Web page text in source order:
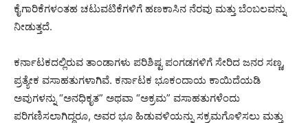
ಕೈಗಾರಿಕೆಗಳಂತಹ ಚಟುವಟಿಕೆಗಳಿಗೆ ಹಣಕಾಸಿನ ನೆರವು ಮತ್ತು ಬೆಂಬಲವನ್ನು
ನೀಡುತ್ತದೆ.
ಕರ್ನಾಟಕದಲ್ಲಿರುವ ತಾಂಡಾಗಳು ಪರಿಶಿಷ್ಟ ಪಂಗಡಗಳಿಗೆ ಸೇರಿದ ಜನರ ಸಣ್ಣ,
ಪ್ರತ್ಯೇಕ ವಸಾಹತುಗಳಾಗಿವೆ. ಕರ್ನಾಟಕ ಭೂಕಂದಾಯ ಕಾಯಿದೆಯಡಿ
ಅವುಗಳನ್ನು “ಅನಧಿಕೃತ” ಅಥವಾ “ಅಕ್ರಮ” ವಸಾಹತುಗಳೆಂದು
ಪರಿಗಣಿಸಲಾಗಿದ್ದರೂ, ಅವರ ಭೂ ಹಿಡುವಳಿಯನ್ನು ಸಕ್ರಮಗೊಳಿಸಲು ಮತ್ತು